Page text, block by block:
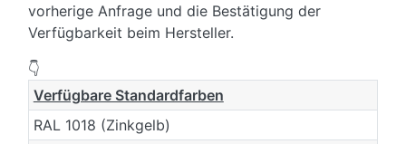
vorherige Anfrage und die Bestätigung der
Verfügbarkeit beim Hersteller.
👇
Verfügbare Standardfarben
RAL 1018 (Zinkgelb)